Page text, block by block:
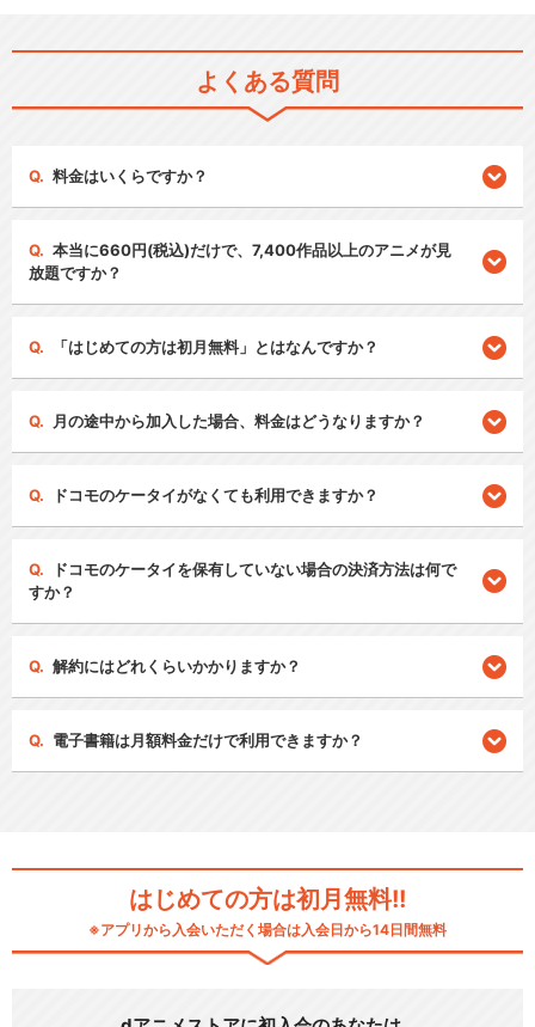
よくある質問
料金はいくらですか？
本当に660円(税込)だけで、7,400作品以上のアニメが見
放題ですか？
「はじめての方は初月無料」とはなんですか？
月の途中から加入した場合、料金はどうなりますか？
ドコモのケータイがなくても利用できますか？
ドコモのケータイを保有していない場合の決済方法は何で
すか？
解約にはどれくらいかかりますか？
電子書籍は月額料金だけで利用できますか？
はじめての方は初月無料!!
※アプリから入会いただく場合は入会日から14日間無料